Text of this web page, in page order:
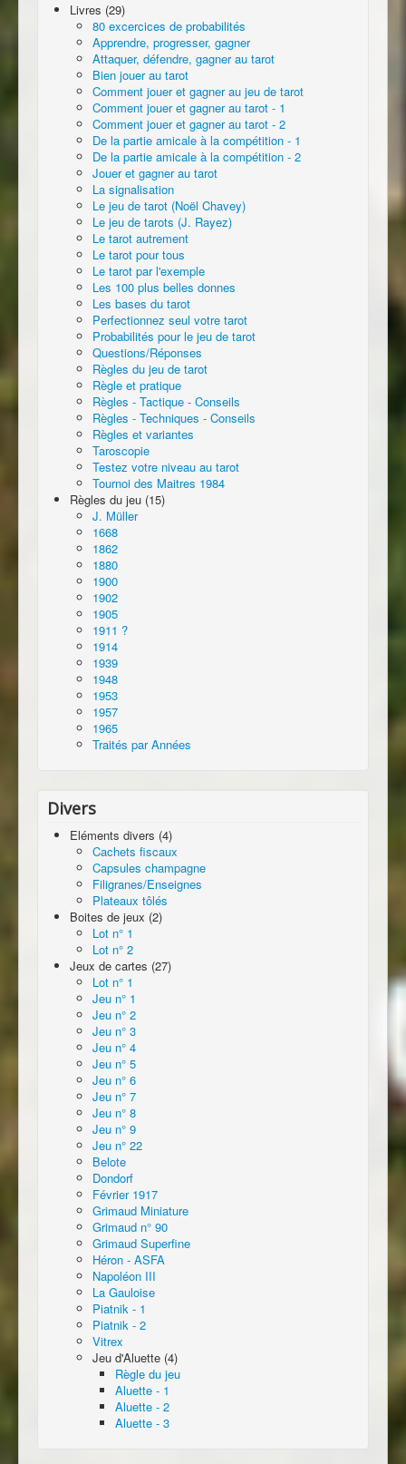
Livres (29)
80 excercices de probabilités
Apprendre, progresser, gagner
Attaquer, défendre, gagner au tarot
Bien jouer au tarot
Comment jouer et gagner au jeu de tarot
Comment jouer et gagner au tarot - 1
Comment jouer et gagner au tarot - 2
De la partie amicale à la compétition - 1
De la partie amicale à la compétition - 2
Jouer et gagner au tarot
La signalisation
Le jeu de tarot (Noël Chavey)
Le jeu de tarots (J. Rayez)
Le tarot autrement
Le tarot pour tous
Le tarot par l'exemple
Les 100 plus belles donnes
Les bases du tarot
Perfectionnez seul votre tarot
Probabilités pour le jeu de tarot
Questions/Réponses
Règles du jeu de tarot
Règle et pratique
Règles - Tactique - Conseils
Règles - Techniques - Conseils
Règles et variantes
Taroscopie
Testez votre niveau au tarot
Tournoi des Maitres 1984
Règles du jeu (15)
J. Müller
1668
1862
1880
1900
1902
1905
1911 ?
1914
1939
1948
1953
1957
1965
Traités par Années
Divers
Eléments divers (4)
Cachets fiscaux
Capsules champagne
Filigranes/Enseignes
Plateaux tôlés
Boites de jeux (2)
Lot n° 1
Lot n° 2
Jeux de cartes (27)
Lot n° 1
Jeu n° 1
Jeu n° 2
Jeu n° 3
Jeu n° 4
Jeu n° 5
Jeu n° 6
Jeu n° 7
Jeu n° 8
Jeu n° 9
Jeu n° 22
Belote
Dondorf
Février 1917
Grimaud Miniature
Grimaud n° 90
Grimaud Superfine
Héron - ASFA
Napoléon III
La Gauloise
Piatnik - 1
Piatnik - 2
Vitrex
Jeu d'Aluette (4)
Règle du jeu
Aluette - 1
Aluette - 2
Aluette - 3